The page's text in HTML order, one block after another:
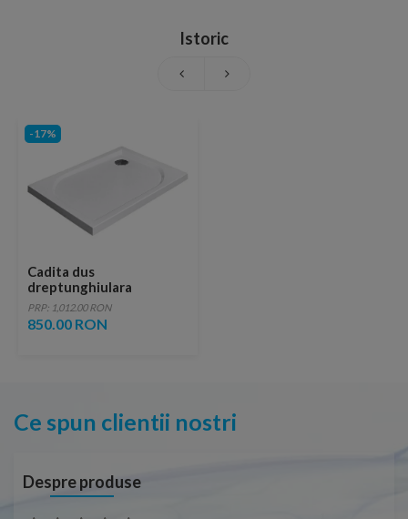
Istoric
-17%
Cadita dus
dreptunghiulara
Radaway Delos D
90x75x4,5 cm acrilica
PRP: 1,012.00 RON
850.00 RON
Ce spun clientii nostri
Despre produse